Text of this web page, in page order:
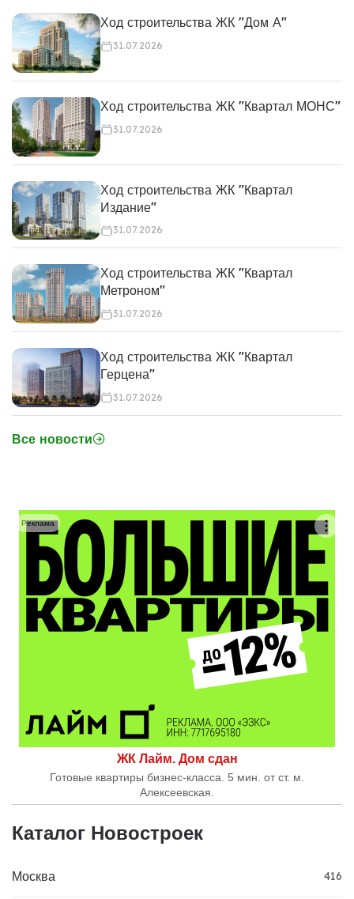
Ход строительства ЖК "Дом А"
31.07.2026
Ход строительства ЖК "Квартал МОНС"
31.07.2026
Ход строительства ЖК "Квартал
Издание"
31.07.2026
Ход строительства ЖК "Квартал
Метроном"
31.07.2026
Ход строительства ЖК "Квартал
Герцена"
31.07.2026
Все новости
ЖК Лайм. Дом сдан
Готовые квартиры бизнес-класса. 5 мин. от ст. м.
Алексеевская.
Реклама
Каталог Новостроек
Москва 416